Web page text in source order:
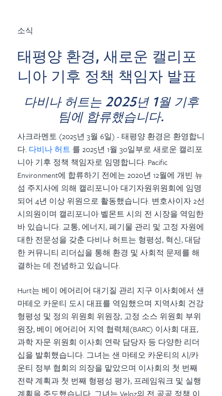
소식
태평양 환경, 새로운 캘리포
니아 기후 정책 책임자 발표
다비나 허트는 2025년 1월 기후
팀에 합류했습니다.
사크라멘토 (2025년 3월 6일) - 태평양 환경은 환영합니
다. 다비나 허트 를 2025년 1월 30일부로 새로운 캘리포
니아 기후 정책 책임자로 임명합니다. Pacific
Environment에 합류하기 전에는 2020년 12월에 개빈 뉴
섬 주지사에 의해 캘리포니아 대기자원위원회에 임명
되어 4년 이상 위원으로 활동했습니다. 변호사이자 2선
시의원이며 캘리포니아 벨몬트 시의 전 시장을 역임한
바 있습니다. 교통, 에너지, 폐기물 관리 및 고정 자원에
대한 전문성을 갖춘 다비나 허트는 형평성, 혁신, 대담
한 커뮤니티 리더십을 통해 환경 및 사회적 문제를 해
결하는 데 전념하고 있습니다.
Hurt는 베이 에어리어 대기질 관리 지구 이사회에서 샌
마테오 카운티 도시 대표를 역임했으며 지역사회 건강
형평성 및 정의 위원회 위원장, 고정 소스 위원회 부위
원장, 베이 에어리어 지역 협력체(BARC) 이사회 대표,
과학 자문 위원회 이사회 연락 담당자 등 다양한 리더
십을 발휘했습니다. 그녀는 샌 마테오 카운티의 시/카
운티 정부 협회의 의장을 맡았으며 이사회의 첫 번째
전략 계획과 첫 번째 형평성 평가, 프레임워크 및 실행
계획을 주도했습니다. 그녀는 Veloz의 전 공공 정책 이